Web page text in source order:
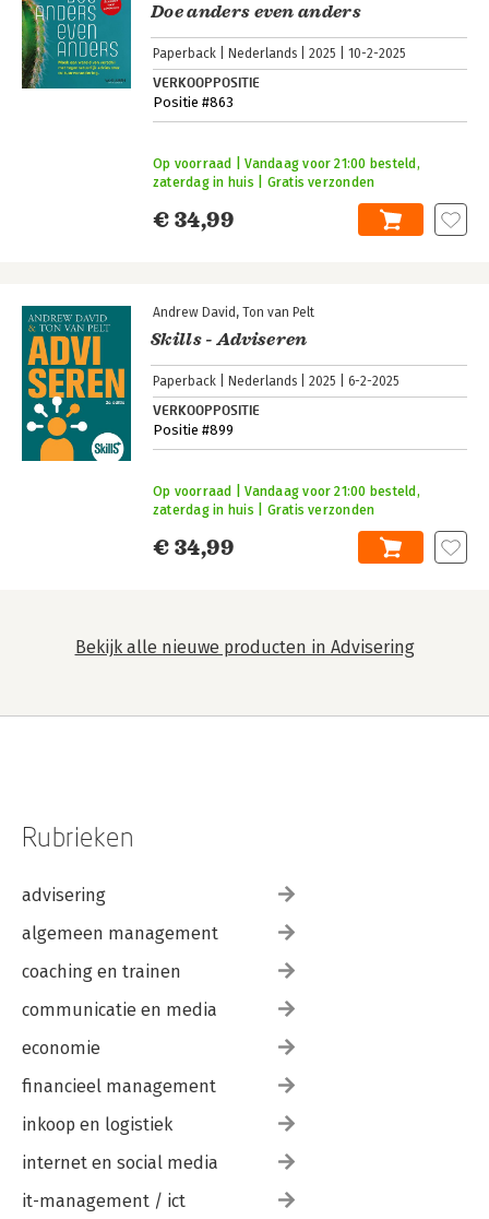
Doe anders even anders
Paperback Nederlands 2025 10-2-2025
VERKOOPPOSITIE
Positie #863
€ 34,99
Op voorraad | Vandaag voor 21:00 besteld,
zaterdag in huis | Gratis verzonden
Andrew David Ton van Pelt
Skills - Adviseren
Paperback Nederlands 2025 6-2-2025
VERKOOPPOSITIE
Positie #899
€ 34,99
Op voorraad | Vandaag voor 21:00 besteld,
zaterdag in huis | Gratis verzonden
Bekijk alle nieuwe producten in Advisering
Rubrieken
advisering
algemeen management
coaching en trainen
communicatie en media
economie
financieel management
inkoop en logistiek
internet en social media
it-management / ict